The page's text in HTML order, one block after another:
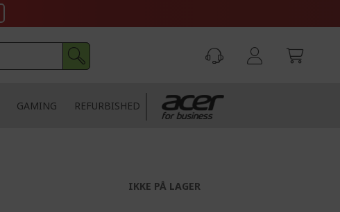
GAMING REFURBISHED
IKKE PÅ LAGER